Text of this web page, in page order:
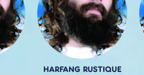
HARFANG RUSTIQUE